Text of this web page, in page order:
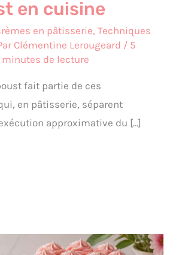
en cuisine
en pâtisserie,Techniques
Clémentine Lerougeard / 5
minutes de lecture
fait partie de ces
en pâtisserie, séparent
approximative du […]